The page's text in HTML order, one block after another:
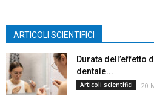
ARTICOLI SCIENTIFICI
Durata dell’effetto
dentale...
Articoli scientifici 20